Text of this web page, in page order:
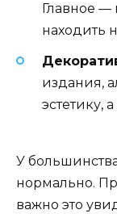
Главное —
находить
издания,
эстетику,
У
нормально.
важно это